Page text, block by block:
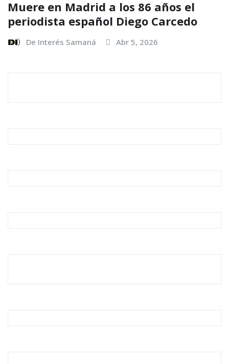
Muere en Madrid a los 86 años el
periodista español Diego Carcedo
De Interés Samaná Abr 5, 2026